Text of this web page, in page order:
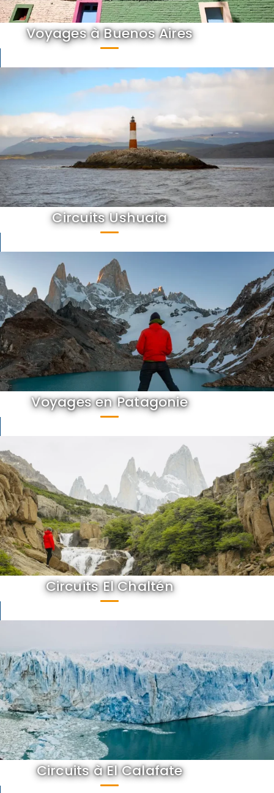
Voyages à Buenos Aires
Circuits Ushuaia
Voyages en Patagonie
Circuits El Chaltén
Circuits à El Calafate